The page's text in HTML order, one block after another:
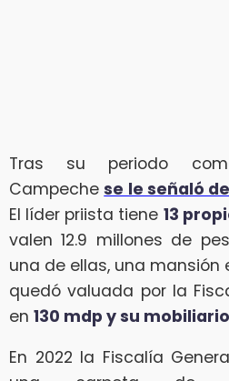
Tras su periodo
Campechese le señaló
El líder priista tiene 13
valen 12.9 millones de
una de ellas, una mansión
quedó valuada por la
en 130 mdp y su
En 2022 la Fiscalía